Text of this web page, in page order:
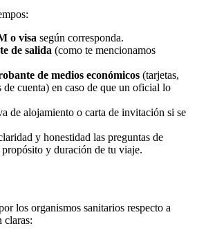
o visa según corresponda.
de salida (como te mencionamos
de medios económicos (tarjetas,
de cuenta) en caso de que un oficial lo
de alojamiento o carta de invitación si se
y honestidad las preguntas de
y duración de tu viaje.
los organismos sanitarios respecto a
claras: